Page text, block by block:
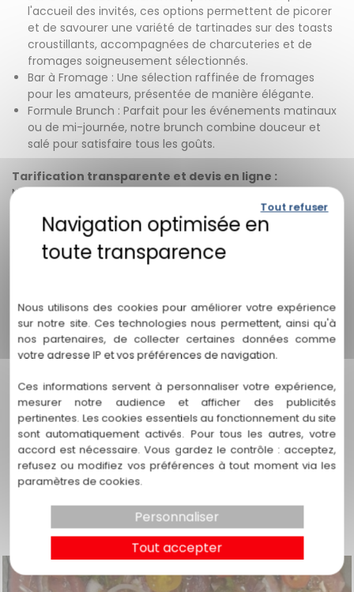
l'accueil des invités, ces options permettent de picorer
et de savourer une variété de tartinades sur des toasts
croustillants, accompagnées de charcuteries et de
fromages soigneusement sélectionnés.
Bar à Fromage : Une sélection raffinée de fromages
pour les amateurs, présentée de manière élégante.
Formule Brunch : Parfait pour les événements matinaux
ou de mi-journée, notre brunch combine douceur et
salé pour satisfaire tous les goûts.
Tarification transparente et devis en ligne :
Nous comprenons que la planification d'un événement
requiert clarté et prévisibilité en termes de coûts. C'est
pourquoi nous offrons nos propositions et tarifs clairement
établis à partir de 50 personnes. Tous les tarifs sont
présentés hors frais de déplacement, vous permettant
Pour un devis personnalisé qui répond à vos besoins
spécifiques, nous vous invitons à faireune demande
en ligne.
événement à Nantes et laissez nos plats parler d'eux-
mêmes. Nous sommes impatients de vous aider à créer
une expérience culinaire exceptionnelle qui marquera les
esprits de tous vos invités.
Nous utilisons des cookies pour améliorer votre expérience
sur notre site. Ces technologies nous permettent, ainsi qu'à
nos partenaires, de collecter certaines données comme
votre adresse IP et vos préférences de navigation.
Ces informations servent à personnaliser votre expérience,
mesurer notre audience et afficher des publicités
pertinentes. Les cookies essentiels au fonctionnement du site
sont automatiquement activés. Pour tous les autres, votre
accord est nécessaire. Vous gardez le contrôle : acceptez,
refusez ou modifiez vos préférences à tout moment via les
paramètres de cookies.
Tout accepter
Tout refuser
Personnaliser